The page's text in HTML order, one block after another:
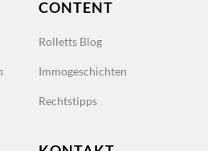
CONTENT
Rolletts Blog
Immogeschichten
Rechtstipps